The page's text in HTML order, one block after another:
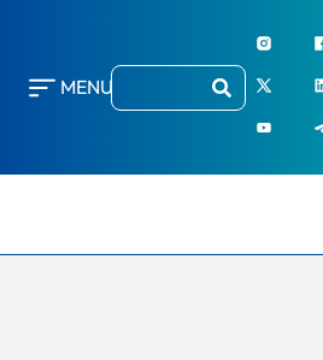
MENU